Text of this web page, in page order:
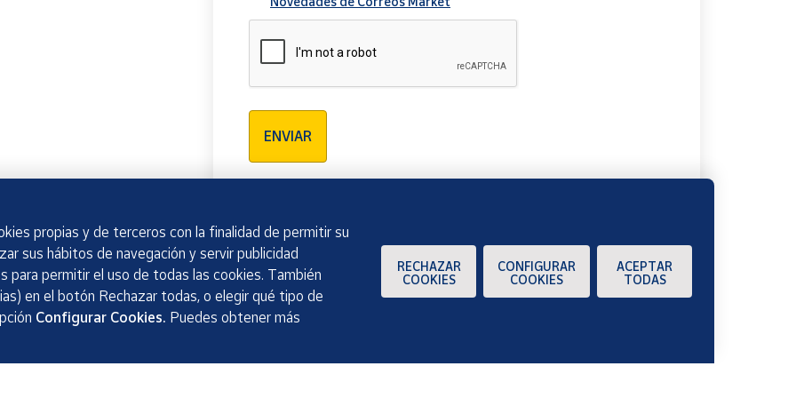
ENVIAR
propias y de terceros con la finalidad de permitir su
sus hábitos de navegación y servir publicidad
para permitir el uso de todas las cookies. También
en el botón Rechazar todas, o elegir qué tipo de
Configurar Cookies. Puedes obtener más
RECHAZAR
COOKIES
CONFIGURAR
COOKIES
ACEPTAR
TODAS